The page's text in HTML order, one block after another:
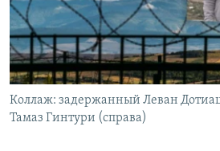
СПОРТ
МИР
БЛОГИ
ГОЛОСА
ЧИТАЕМ ПРЕССУ
АРХИВ РАДИОПРОГРАММЫ
Все сайты РСЕ/РС
Коллаж: задержанный Леван
Тамаз Гинтури (справа)